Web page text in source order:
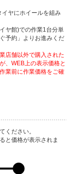
ヤにホイールを組み
ヤ館)での作業1台分単
予約」よりお進みくだ
店舗以外で購入された
、WEB上の表示価格と
業前に作業価格をご確
ください。
と価格が表示されま